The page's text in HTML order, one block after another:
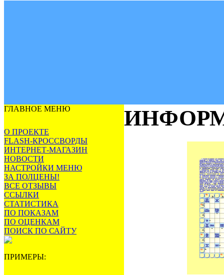
ГЛАВНОЕ МЕНЮ
О ПРОЕКТЕ
FLASH-КРОССВОРДЫ
ИНТЕРНЕТ-МАГАЗИН
НОВОСТИ
НАСТРОЙКИ МЕНЮ
ЗА ПОЛЦЕНЫ!
ВСЕ ОТЗЫВЫ
ССЫЛКИ
СТАТИСТИКА
ПО ПОКАЗАМ
ПО ОЦЕНКАМ
ПОИСК ПО САЙТУ
ПРИМЕРЫ: